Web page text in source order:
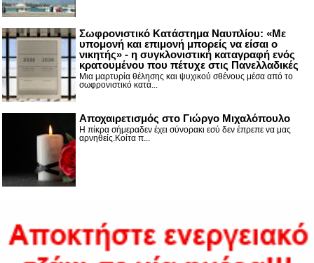
Σωφρονιστικό Κατάστημα Ναυπλίου: «Με
υπομονή και επιμονή μπορείς να είσαι ο
νικητής» - η συγκλονιστική καταγραφή ενός
κρατουμένου που πέτυχε στις Πανελλαδικές
Μια μαρτυρία θέλησης και ψυχικού σθένους μέσα από το
σωφρονιστικό κατά...
Αποχαιρετισμός στο Γιώργο Μιχαλόπουλο
Η πίκρα σήμεραδεν έχει σύνορακι εσύ δεν έπρεπε να μας
αρνηθείς.Κοίτα π...